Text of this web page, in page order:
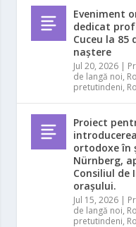
Eveniment
dedicat
Cuceu la 85
naștere
Jul 20, 2026 |
de langă noi,
pretutindeni,
Proiect
ortodoxe în
Nürnberg,
Consiliul de
orașului.
Jul 15, 2026 |
de langă noi,
pretutindeni,